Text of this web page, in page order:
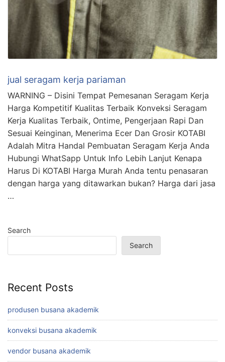
jual seragam kerja pariaman
WARNING – Disini Tempat Pemesanan Seragam Kerja
Harga Kompetitif Kualitas Terbaik Konveksi Seragam
Kerja Kualitas Terbaik, Ontime, Pengerjaan Rapi Dan
Sesuai Keinginan, Menerima Ecer Dan Grosir KOTABI
Adalah Mitra Handal Pembuatan Seragam Kerja Anda
Hubungi WhatSapp Untuk Info Lebih Lanjut Kenapa
Harus Di KOTABI Harga Murah Anda tentu penasaran
dengan harga yang ditawarkan bukan? Harga dari jasa
…
Search
Search
Recent Posts
produsen busana akademik
konveksi busana akademik
vendor busana akademik